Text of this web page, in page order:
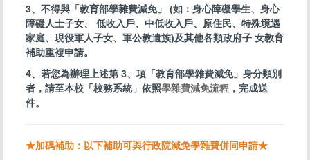
3、不得與「教育部學雜費減免」 (如：身心障礙學生、身心
障礙人士子女、 低收入戶、中低收入戶、原住民、特殊境遇
家庭、現役軍人子女、軍公教遺族)及其他各類政府子 女教育
補助重複申請。
4、若您為辦理上述第 3、項「教育部學雜費減免」身分類別
者，請至本校「校務系統」依照學雜費減免流程 ，完成送
件。
★加碼補助：以下補助可與行政院減免學雜費併同申請★